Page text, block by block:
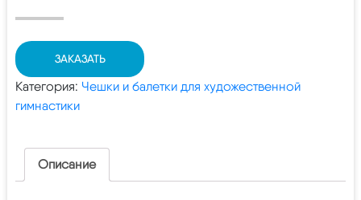
ЗАКАЗАТЬ
Категория: Чешки и балетки для художественной
гимнастики
Описание